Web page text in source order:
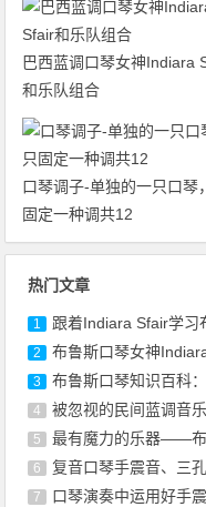
巴西蓝调口琴女神Indiara
和乐队组合
口琴调子-单独的一只口琴
固定一种调共12
热门文章
1 跟着Indiara Sfair学习
2 布鲁斯口琴女神
3 布鲁斯口琴知识百科
4 被忽视的民间蓝调音
5 最有魔力的乐器——
6 复音口琴手震音、三
7 口琴演奏中运用好手